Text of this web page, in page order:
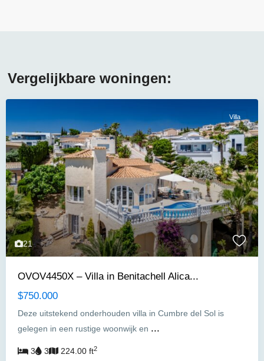
Vergelijkbare woningen:
21
Villa
OVOV4450X – Villa in Benitachell Alica...
$750.000
Deze uitstekend onderhouden villa in Cumbre del Sol is
gelegen in een rustige woonwijk en ...
3 3 224.00 ft2